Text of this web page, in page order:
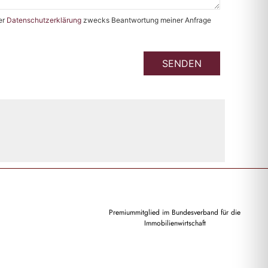
Datenschutzerklärung zwecks Beantwortung meiner Anfrage
SENDEN
Premiummitglied im Bundesverband für die
Immobilienwirtschaft